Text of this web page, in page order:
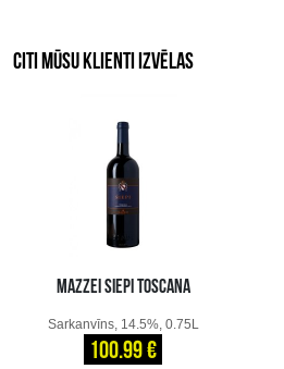
CITI MŪSU KLIENTI IZVĒLAS
MAZZEI SIEPI TOSCANA
Sarkanvīns, 14.5%, 0.75L
100.99 €